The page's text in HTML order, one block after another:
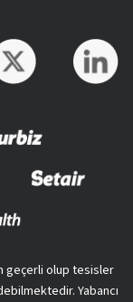
geçerli olup tesisler
Yabancı